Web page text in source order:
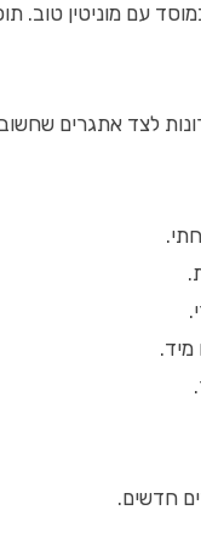
עם מוניטין טוב.
לצד אתגרים
מיד.
חדשים.